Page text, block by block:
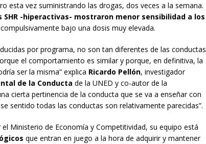
esta vez suministrando las drogas, dos veces a la semana.
SHR -hiperactivas- mostraron menor sensibilidad a los
bajo una dosis muy elevada.
por programa, no son tan diferentes de las conductas
el comportamiento es similar y porque, en definitiva, la
ser la misma” explica Ricardo Pellón, investigador
de la Conducta de la UNED y co-autor de la
cierta pertinencia de la conducta que se va a enseñar con
sentido todas las conductas son relativamente parecidas”.
Ministerio de Economía y Competitividad, su equipo está
que entran en juego a la hora de adquirir y mantener